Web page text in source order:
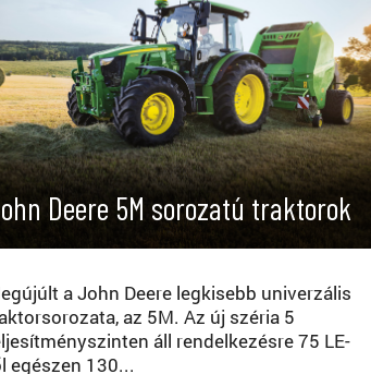
Deere 5M sorozatú traktorok
a John Deere legkisebb univerzális
az 5M. Az új széria 5
áll rendelkezésre 75 LE-
egészen 130...